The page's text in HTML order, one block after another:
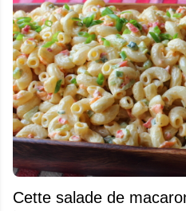
Cette salade de